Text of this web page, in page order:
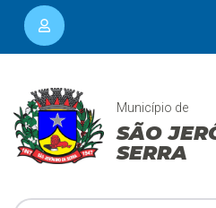
Município de
SÃO
SERRA